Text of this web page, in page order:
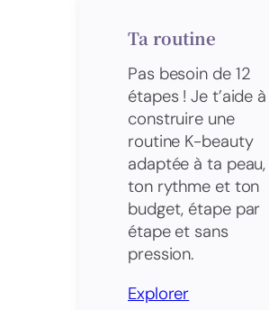
Ta routine
Pas besoin de 12
étapes ! Je t’aide à
construire une
routine K-beauty
adaptée à ta peau,
ton rythme et ton
budget, étape par
étape et sans
pression.
Explorer